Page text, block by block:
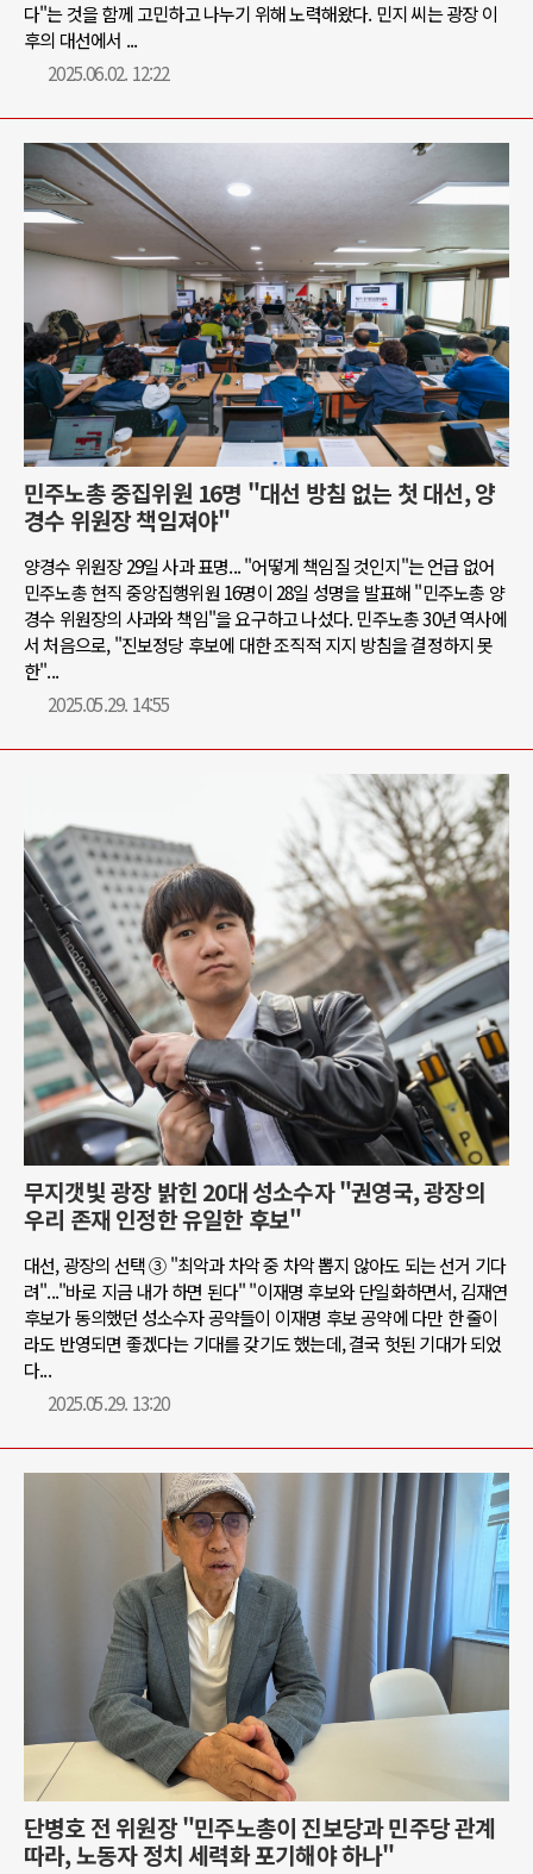
다"는 것을 함께 고민하고 나누기 위해 노력해왔다. 민지 씨는 광장 이
후의 대선에서 ...
2025.06.02. 12:22
민주노총 중집위원 16명 "대선 방침 없는 첫 대선, 양
경수 위원장 책임져야"
양경수 위원장 29일 사과 표명... "어떻게 책임질 것인지"는 언급 없어
민주노총 현직 중앙집행위원 16명이 28일 성명을 발표해 "민주노총 양
경수 위원장의 사과와 책임"을 요구하고 나섰다. 민주노총 30년 역사에
서 처음으로, "진보정당 후보에 대한 조직적 지지 방침을 결정하지 못
한"...
2025.05.29. 14:55
무지갯빛 광장 밝힌 20대 성소수자 "권영국, 광장의
우리 존재 인정한 유일한 후보"
대선, 광장의 선택 ③ "최악과 차악 중 차악 뽑지 않아도 되는 선거 기다
려"..."바로 지금 내가 하면 된다" "이재명 후보와 단일화하면서, 김재연
후보가 동의했던 성소수자 공약들이 이재명 후보 공약에 다만 한 줄이
라도 반영되면 좋겠다는 기대를 갖기도 했는데, 결국 헛된 기대가 되었
다...
2025.05.29. 13:20
단병호 전 위원장 "민주노총이 진보당과 민주당 관계
따라, 노동자 정치 세력화 포기해야 하나"